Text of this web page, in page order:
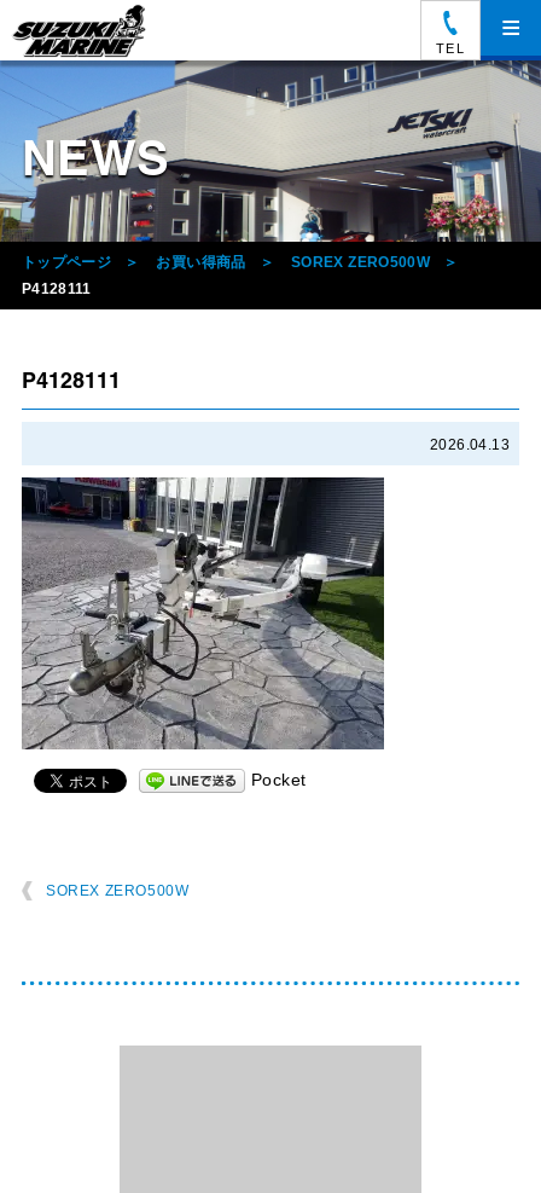
TEL
≡
NEWS
トップページ お買い得商品
SOREX ZERO500W
P4128111
P4128111
2026.04.13
Pocket
SOREX ZERO500W